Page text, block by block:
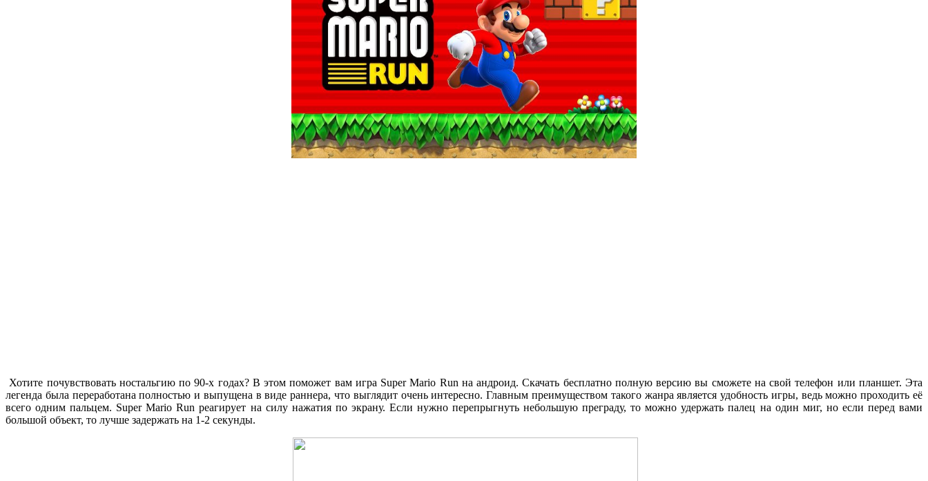
Хотите почувствовать ностальгию по 90-х годах? В этом поможет вам игра Super Mario Run на андроид. Скачать бесплатно полную версию вы сможете на свой телефон или планшет. Эта
легенда была переработана полностью и выпущена в виде раннера, что выглядит очень интересно. Главным преимуществом такого жанра является удобность игры, ведь можно проходить её
всего одним пальцем. Super Mario Run реагирует на силу нажатия по экрану. Если нужно перепрыгнуть небольшую преграду, то можно удержать палец на один миг, но если перед вами
большой объект, то лучше задержать на 1-2 секунды.